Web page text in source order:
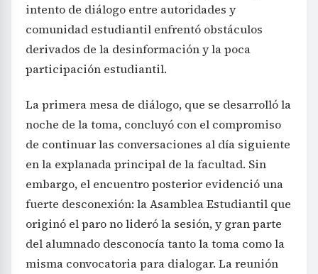
intento de diálogo entre autoridades y
comunidad estudiantil enfrentó obstáculos
derivados de la desinformación y la poca
participación estudiantil.
La primera mesa de diálogo, que se desarrolló la
noche de la toma, concluyó con el compromiso
de continuar las conversaciones al día siguiente
en la explanada principal de la facultad. Sin
embargo, el encuentro posterior evidenció una
fuerte desconexión: la Asamblea Estudiantil que
originó el paro no lideró la sesión, y gran parte
del alumnado desconocía tanto la toma como la
misma convocatoria para dialogar. La reunión